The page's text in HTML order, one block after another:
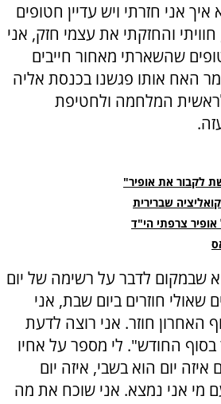
אני חזרתי ויש עדיין חטופים
והחזקתי את עצמי חזק, אני
שהשארתי מאחור חייבים
האח אותו פגשנו בכנסת אליה
500 ימים לראשית המלחמה ולחטיפת
לקבור את אופיר"
שברירית
צרפתי הי"ד
שבמקום לדבר על רשימה של יום
חוזרים ביום שבת, אני
האחרון חוזר. אני רוצה לדעת
החודש". לי מספר על אחיו
יום הוא בשבי, איזה יום
מי אני נמצא. אני שוכח את מה